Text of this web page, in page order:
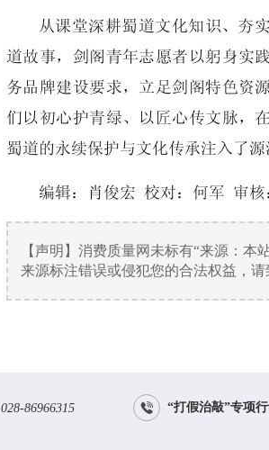
从课堂深耕蜀道文化知识、夯
道故事，剑阁青年志愿者以躬身
务品牌建设要求，立足剑阁特色
们以初心护青绿、以匠心传文脉，
蜀道的永续保护与文化传承注入了
编辑：肖俊宏 校对：何军 审核
【声明】消费质量网未标有“来源：
来源标注错误或侵犯您的合法权益，
028-86966315  “打假治敲”专项